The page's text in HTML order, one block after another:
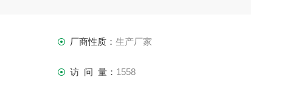
厂商性质： 生产厂家
访 问 量： 1558